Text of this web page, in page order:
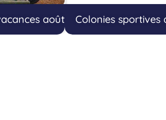
août Colonies sportives